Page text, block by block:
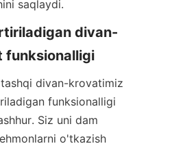
saqlaydi.
divan-
funksionalligi
divan-krovatimiz
funksionalligi
Siz uni dam
o'tkazish